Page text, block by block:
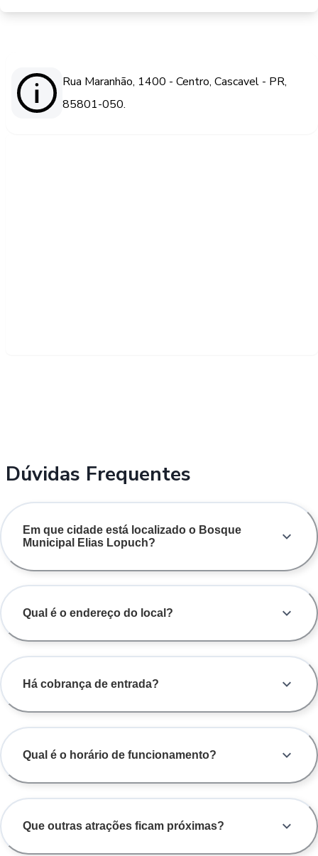
Rua Maranhão, 1400 - Centro, Cascavel - PR,
85801-050.
Dúvidas Frequentes
Em que cidade está localizado o Bosque
Municipal Elias Lopuch?
Qual é o endereço do local?
Há cobrança de entrada?
Qual é o horário de funcionamento?
Que outras atrações ficam próximas?